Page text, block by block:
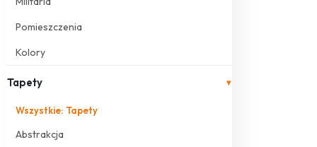
Pomieszczenia
Kolory
Tapety ▾
Wszystkie: Tapety
Abstrakcja